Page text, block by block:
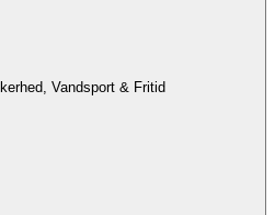
Vandsport & Fritid